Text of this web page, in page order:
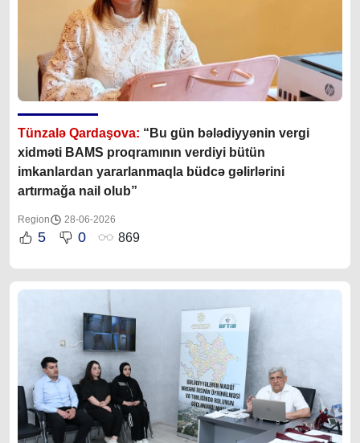
Tünzalə Qardaşova: “Bu gün bələdiyyənin vergi
xidməti BAMS proqramının verdiyi bütün
imkanlardan yararlanmaqla büdcə gəlirlərini
artırmağa nail olub”
Region 28-06-2026
5 0 869